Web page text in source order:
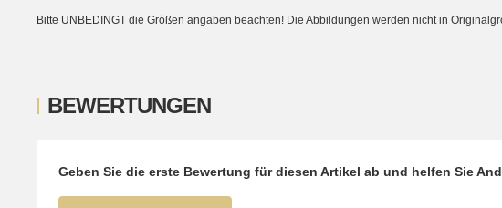
Bitte UNBEDINGT die Größen angaben beachten! Die Abbildungen werden nicht in
BEWERTUNGEN
Geben Sie die erste Bewertung für diesen Artikel ab und helfen Sie